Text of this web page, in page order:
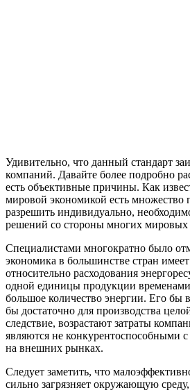
Удивительно, что данный стандарт
компаний. Давайте более подробно
есть объективные причины. Как
мировой экономикой есть
разрешить индивидуально,
решений со стороны многих мировых
Специалистами многократно было
экономика в большинстве стран
относительно расходования
одной единицы продукции временами
большое количество энергии. Его бы
бы достаточно для производства
следствие, возрастают затраты
являются не конкурентоспособными
на внешних рынках.
Следует заметить, что
сильно загрязняет окружающую